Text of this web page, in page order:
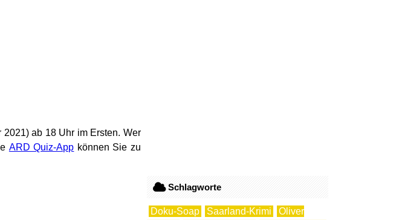
ab 18 Uhr im Ersten. Wer
ARD Quiz-App können Sie zu
Schlagworte
Doku-Soap Saarland-Krimi
Oliver